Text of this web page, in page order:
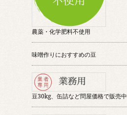
農薬・化学肥料不使用
味噌作りにおすすめの豆
豆30kg、缶詰など問屋価格で販売中